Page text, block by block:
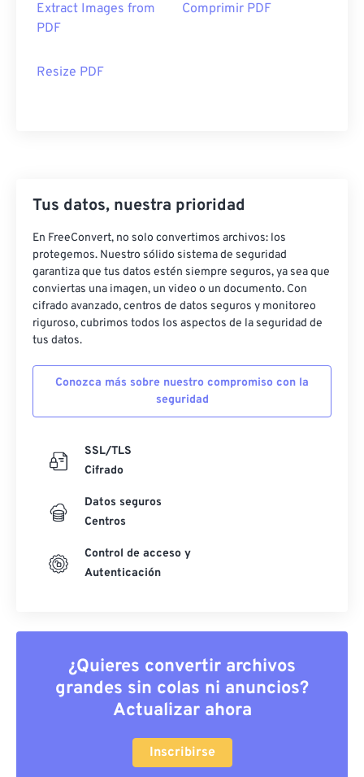
Extract Images from
PDF
Comprimir PDF
Resize PDF
Tus datos, nuestra prioridad
En FreeConvert, no solo convertimos archivos: los
protegemos. Nuestro sólido sistema de seguridad
garantiza que tus datos estén siempre seguros, ya sea que
conviertas una imagen, un video o un documento. Con
cifrado avanzado, centros de datos seguros y monitoreo
riguroso, cubrimos todos los aspectos de la seguridad de
tus datos.
Conozca más sobre nuestro compromiso con la
seguridad
SSL/TLS
Cifrado
Datos seguros
Centros
Control de acceso y
Autenticación
¿Quieres convertir archivos
grandes sin colas ni anuncios?
Actualizar ahora
Inscribirse